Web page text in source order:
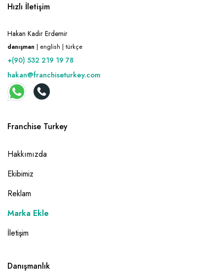
Hızlı İletişim
Hakan Kadir Erdemir
danışman | english | türkçe
+(90) 532 219 19 78
hakan@franchiseturkey.com
Franchise Turkey
Hakkımızda
Ekibimiz
Reklam
Marka Ekle
İletişim
Danışmanlık